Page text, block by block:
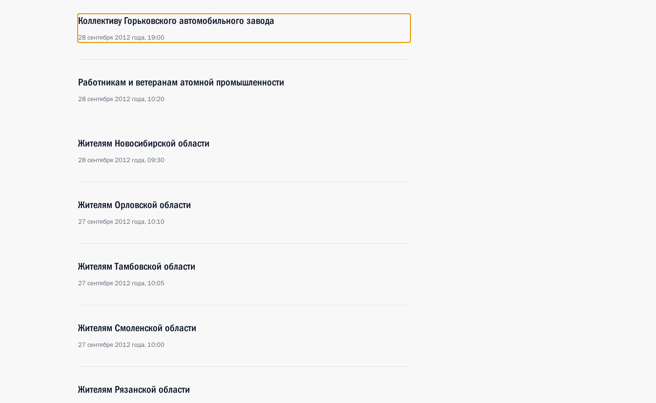
Коллективу Горьковского автомобильного завода
28 сентября 2012 года, 19:00
Работникам и ветеранам атомной промышленности
28 сентября 2012 года, 10:20
Жителям Новосибирской области
28 сентября 2012 года, 09:30
Жителям Орловской области
27 сентября 2012 года, 10:10
Жителям Тамбовской области
27 сентября 2012 года, 10:05
Жителям Смоленской области
27 сентября 2012 года, 10:00
Жителям Рязанской области